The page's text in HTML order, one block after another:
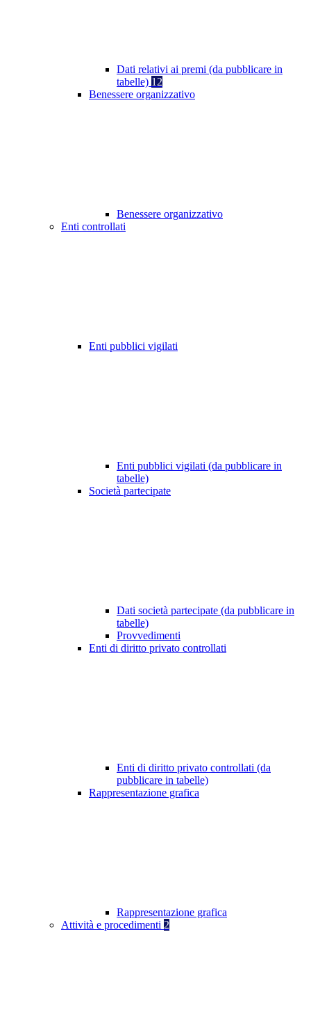
Dati relativi ai premi (da pubblicare in
tabelle) 12
Benessere organizzativo
Benessere organizzativo
Enti controllati
Enti pubblici vigilati
Enti pubblici vigilati (da pubblicare in
tabelle)
Società partecipate
Dati società partecipate (da pubblicare in
tabelle)
Provvedimenti
Enti di diritto privato controllati
Enti di diritto privato controllati (da
pubblicare in tabelle)
Rappresentazione grafica
Rappresentazione grafica
Attività e procedimenti 2